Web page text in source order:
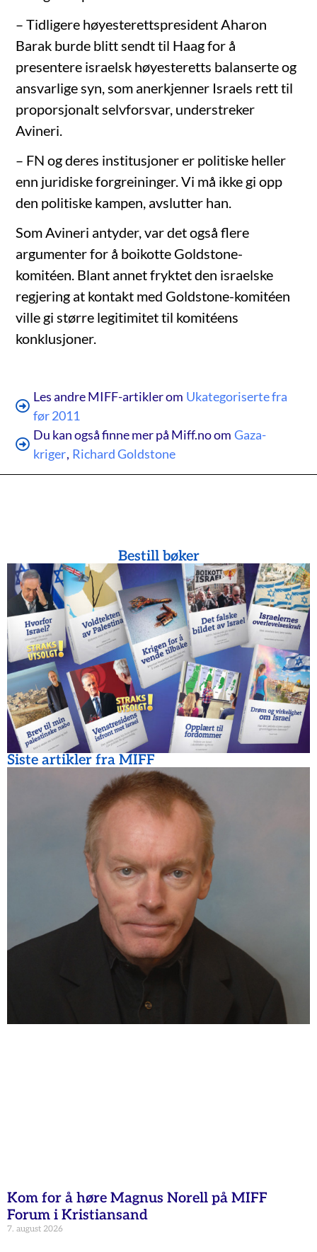
– Tidligere høyesterettspresident Aharon
Barak burde blitt sendt til Haag for å
presentere israelsk høyesteretts balanserte og
ansvarlige syn, som anerkjenner Israels rett til
proporsjonalt selvforsvar, understreker
Avineri.
– FN og deres institusjoner er politiske heller
enn juridiske forgreininger. Vi må ikke gi opp
den politiske kampen, avslutter han.
Som Avineri antyder, var det også flere
argumenter for å boikotte Goldstone-
komitéen. Blant annet fryktet den israelske
regjering at kontakt med Goldstone-komitéen
ville gi større legitimitet til komitéens
konklusjoner.
Les andre MIFF-artikler om Ukategoriserte fra
før 2011
Du kan også finne mer på Miff.no om Gaza-
kriger, Richard Goldstone
Bestill bøker
Siste artikler fra MIFF
Kom for å høre Magnus Norell på MIFF
Forum i Kristiansand
7. august 2026